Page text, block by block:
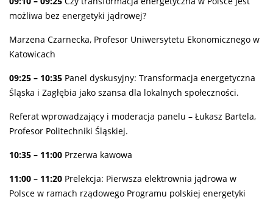
możliwa bez energetyki jądrowej?
Marzena Czarnecka, Profesor Uniwersytetu Ekonomicznego w
Katowicach
09:25 – 10:35 Panel dyskusyjny: Transformacja energetyczna
Śląska i Zagłębia jako szansa dla lokalnych społeczności.
Referat wprowadzający i moderacja panelu – Łukasz Bartela,
Profesor Politechniki Śląskiej.
10:35 – 11:00 Przerwa kawowa
11:00 – 11:20 Prelekcja: Pierwsza elektrownia jądrowa w
Polsce w ramach rządowego Programu polskiej energetyki